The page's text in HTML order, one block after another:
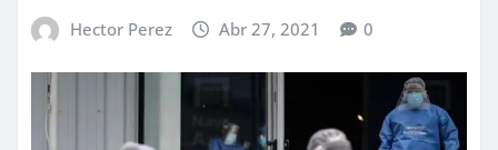
Hector Perez Abr 27, 2021 0